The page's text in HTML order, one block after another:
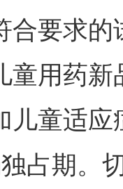
合要求
童用药
儿童适
占期。